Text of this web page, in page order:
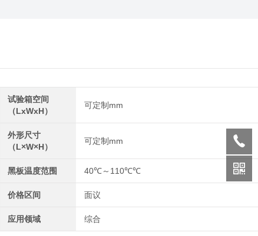
试验箱空间
（LxWxH）
可定制mm
外形尺寸
（L×W×H）
可定制mm
黑板温度范围 40℃～110℃℃
价格区间 面议
应用领域 综合